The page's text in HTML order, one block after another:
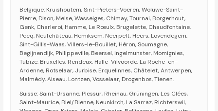
Belgique: Kruishoutem, Sint-Pieters-Voeren, Woluwe-Saint-
Pierre, Dison, Meise, Wasseiges, Chimay, Tournai, Borgerhout,
Genk, Charleroi, Hamme, Le Rœulx, Brugelette, Chaudfontaine,
Pecq, Neufchâteau, Hemiksem, Neerpelt, Heers, Lovendegem,
Sint-Gillis-Waas, Villers-le-Bouillet, Héron, Soumagne,
Begijnendijk, Philippeville, Beersel, Ingelmunster, Momignies,
Tubize, Bruxelles, Rendeux, Halle-Vilvoorde, La Roche-en-
Ardenne, Rotselaar, Jurbise, Erquelinnes, Châtelet, Antwerpen,
Malmédy, Aiseau, Lontzen, Vosselaar, Drogenbos, Tienen.
Suisse: Saint-Ursanne, Plessur, Rheinau, Grüningen, Les Clées,
Saint-Maurice, Biel/Bienne, Neunkirch, La Sarraz, Richterswil,